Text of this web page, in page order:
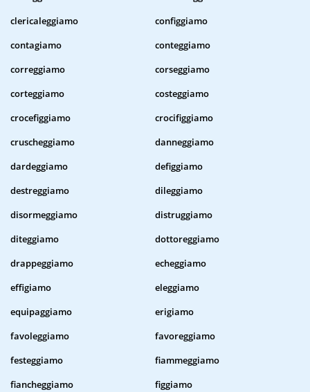
clericaleggiamo
configgiamo
contagiamo
conteggiamo
correggiamo
corseggiamo
corteggiamo
costeggiamo
crocefiggiamo
crocifiggiamo
cruscheggiamo
danneggiamo
dardeggiamo
defiggiamo
destreggiamo
dileggiamo
disormeggiamo
distruggiamo
diteggiamo
dottoreggiamo
drappeggiamo
echeggiamo
effigiamo
eleggiamo
equipaggiamo
erigiamo
favoleggiamo
favoreggiamo
festeggiamo
fiammeggiamo
fiancheggiamo
figgiamo